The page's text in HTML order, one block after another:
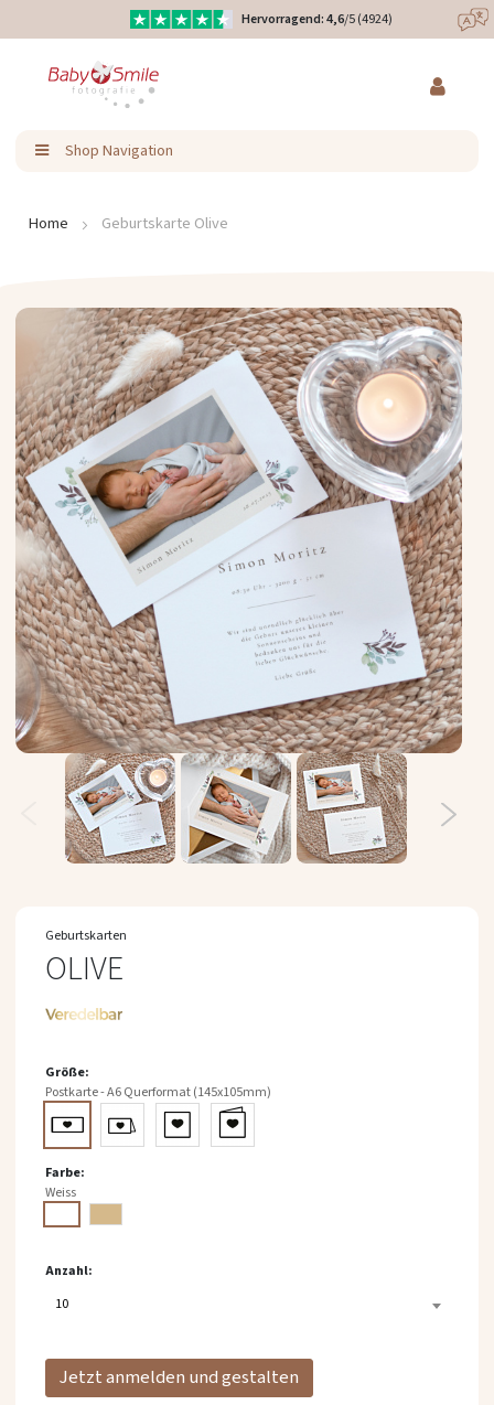
Hervorragend: 4,6/5 (4924)
Ratenzahlung & Kauf auf Rechnung möglich
Inhalt
Shop Navigation
Home Geburtskarte Olive
Zum
Bildergalerie
springen
Anfang
Bildergalerie
Geburtskarten
OLIVE
Größe
Postkarte - A6 Querformat (145x105mm)
Farbe
Weiss
Anzahl
10
Jetzt anmelden und gestalten